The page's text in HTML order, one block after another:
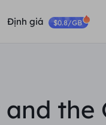
Định giá $0.8/GB
the